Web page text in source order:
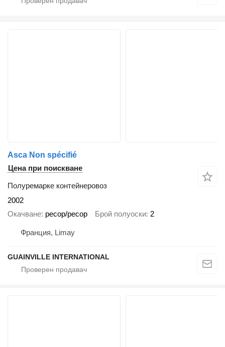
Asca Non spécifié
Цена при поискване
Полуремарке контейнеровоз
2002
Окачване ресор/ресор Брой полуоски 2
Франция, Limay
GUAINVILLE INTERNATIONAL